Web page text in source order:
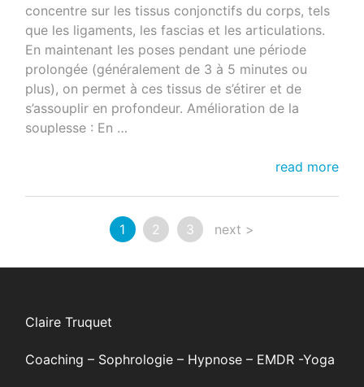
concentre sur les tissus conjonctifs du corps, tels
que les ligaments, les fascias et les articulations.
En maintenant les poses pendant une période
prolongée (généralement de 3 à 5 minutes ou
plus), on permet à ces tissus de s’étirer et de
s’assouplir en profondeur. Amélioration de la
souplesse : En …
Pourquoi
read more
1 2 3 next >
Claire Truquet
Coaching – Sophrologie – Hypnose – EMDR -Yoga